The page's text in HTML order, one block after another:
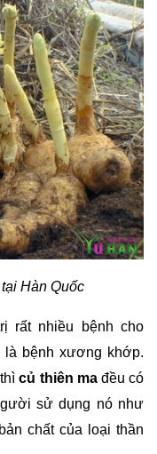
Hàn Quốc
rất nhiều bệnh cho
bệnh xương khớp.
thì củ thiên ma đều có
sử dụng nó như
chất của loại thần